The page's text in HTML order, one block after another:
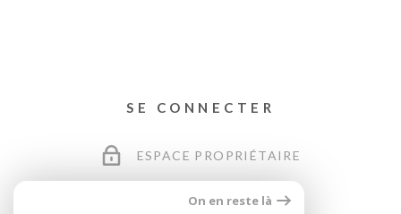
SE CONNECTER
ESPACE PROPRIÉTAIRE
On en reste là